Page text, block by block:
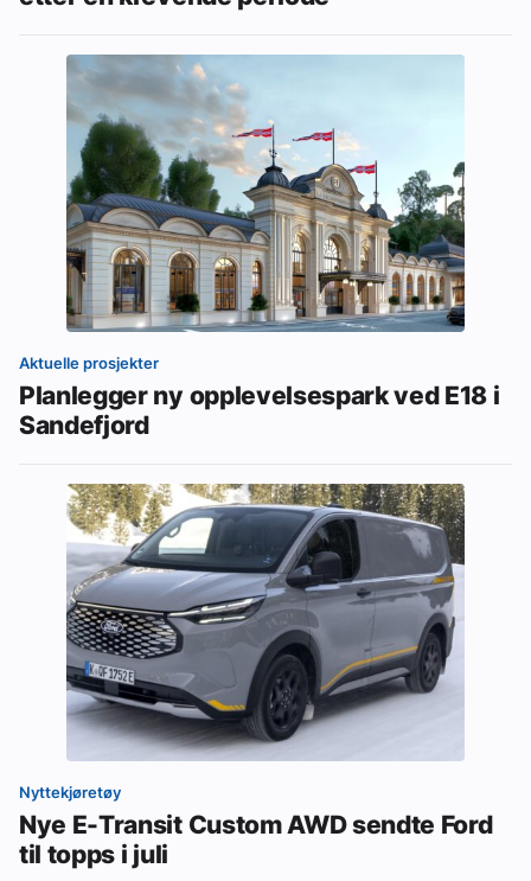
Aktuelle prosjekter
Planlegger ny opplevelsespark ved E18 i
Sandefjord
Nyttekjøretøy
Nye E-Transit Custom AWD sendte Ford
til topps i juli